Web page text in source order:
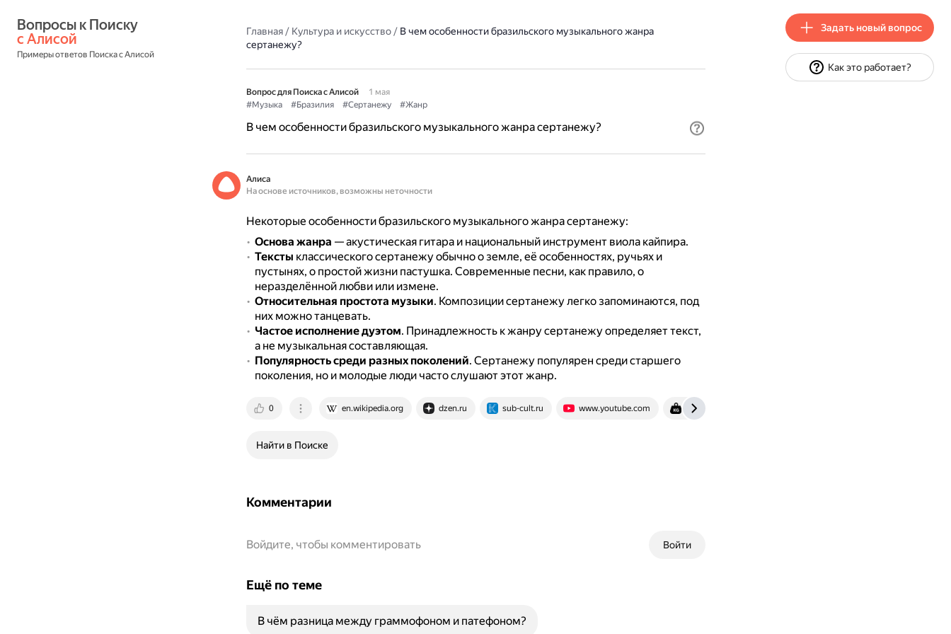
с Алисой
Примеры ответов Поиска с Алисой
Главная/ Культура и искусство/ В чем особенности бразильского музыкального жанра
сертанежу?
Вопрос для Поиска с Алисой
1 мая
#Музыка
#Бразилия #Сертанежу #Жанр
В чем особенности бразильского музыкального жанра сертанежу?
Алиса
На основе источников, возможны неточности
Некоторые особенности бразильского музыкального жанра сертанежу:
Основа жанра — акустическая гитара и национальный инструмент виола кайпира.
Тексты классического сертанежу обычно о земле, её особенностях, ручьях и
пустынях, о простой жизни пастушка. Современные песни, как правило, о
неразделённой любви или измене.
Относительная простота музыки. Композиции сертанежу легко запоминаются, под
них можно танцевать.
Частое исполнение дуэтом. Принадлежность к жанру сертанежу определяет текст,
а не музыкальная составляющая.
Популярность среди разных поколений. Сертанежу популярен среди старшего
поколения, но и молодые люди часто слушают этот жанр.
0 en.wikipedia.org dzen.ru sub-cult.ru www.youtube.com trunews.mirtesen.ru
Найти в Поиске
Комментарии
Войти
Войдите, чтобы комментировать
Ещё по теме
В чём разница между граммофоном и патефоном?
Задать новый вопрос
Как это работает?